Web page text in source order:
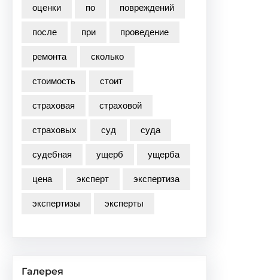
оценки
по
повреждений
после
при
проведение
ремонта
сколько
стоимость
стоит
страховая
страховой
страховых
суд
суда
судебная
ущерб
ущерба
цена
эксперт
экспертиза
экспертизы
эксперты
Галерея